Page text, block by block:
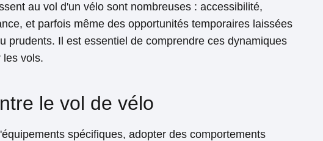
au vol d'un vélo sont nombreuses : accessibilité,
et parfois même des opportunités temporaires laissées
prudents. Il est essentiel de comprendre ces dynamiques
les vols.
le vol de vélo
spécifiques, adopter des comportements